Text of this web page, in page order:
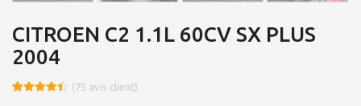
CITROEN C2 1.1L 60CV SX PLUS
2004
(75 avis client)